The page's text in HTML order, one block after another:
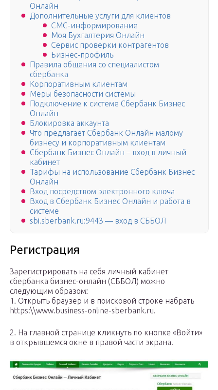
Онлайн
Дополнительные услуги для клиентов
СМС-информирование
Моя Бухгалтерия Онлайн
Сервис проверки контрагентов
Бизнес-профиль
Правила общения со специалистом
сбербанка
Корпоративным клиентам
Меры безопасности системы
Подключение к системе Сбербанк Бизнес
Онлайн
Блокировка аккаунта
Что предлагает Сбербанк Онлайн малому
бизнесу и корпоративным клиентам
Сбербанк Бизнес Онлайн – вход в личный
кабинет
Тарифы на использование Сбербанк Бизнес
Онлайн
Вход посредством электронного ключа
Вход в Сбербанк Бизнес Онлайн и работа в
системе
sbi.sberbank.ru:9443 — вход в СББОЛ
Регистрация
Зарегистрировать на себя личный кабинет
сбербанка бизнес-онлайн (СББОЛ) можно
следующим образом:
1. Открыть браузер и в поисковой строке набрать
https:\\www.business-online-sberbank.ru.
2. На главной странице кликнуть по кнопке «Войти»
в открывшемся окне в правой части экрана.